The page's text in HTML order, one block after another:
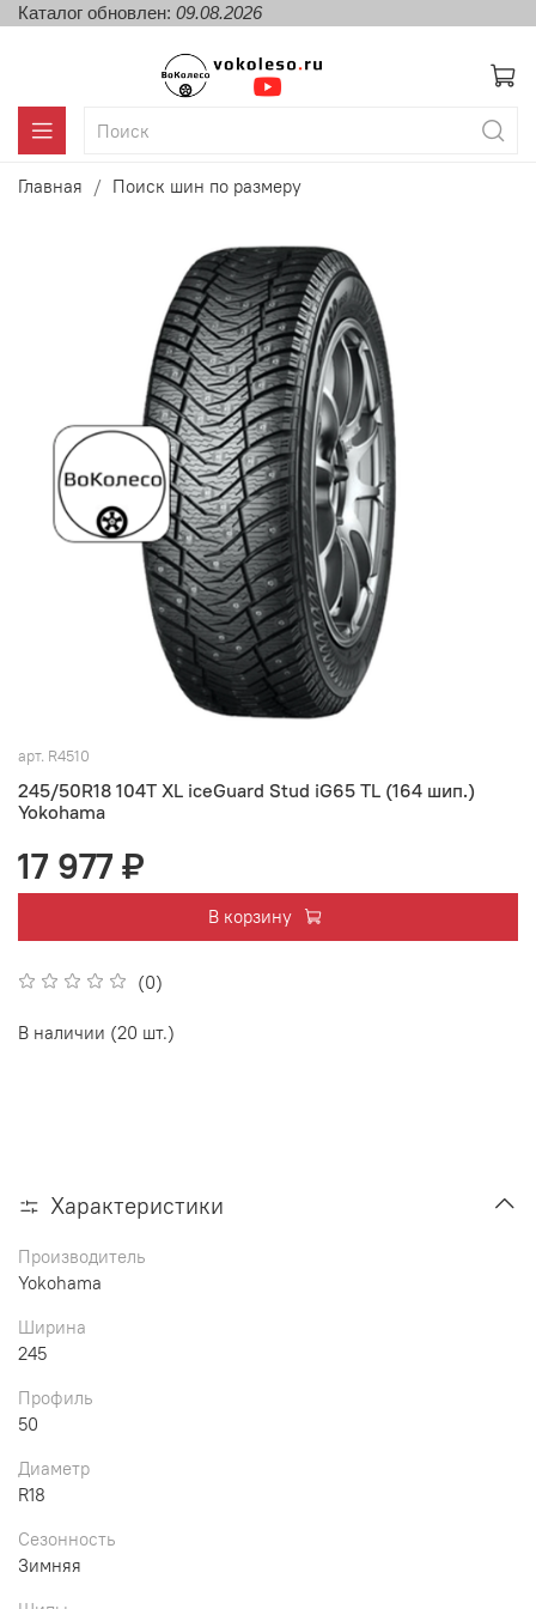
Каталог обновлен: 09.08.2026
Главная Поиск шин по размеру
арт. R4510
245/50R18 104T XL iceGuard Stud iG65 TL (164 шип.)
Yokohama
(0)
17 977 ₽
В корзину
В наличии (20 шт.)
Характеристики
Производитель
Yokohama
Ширина
245
Профиль
50
Диаметр
R18
Сезонность
Зимняя